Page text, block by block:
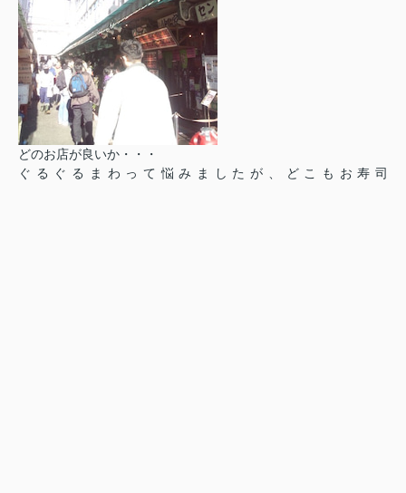
どのお店が良いか・・・
ぐるぐるまわって悩みましたが、どこもお寿司